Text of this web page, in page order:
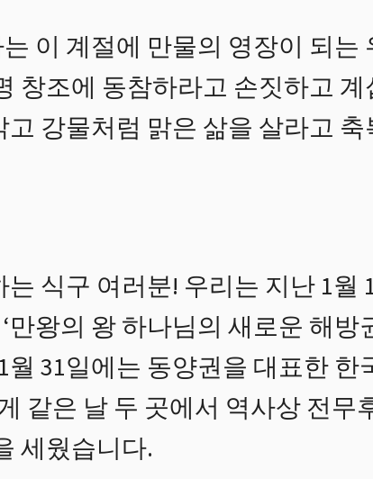
이 계절에 만물의 영장이 되는
창조에 동참하라고 손짓하고
강물처럼 맑은 삶을 살라고
식구 여러분! 우리는 지난 1월
만왕의 왕 하나님의 새로운 해방
월 31일에는 동양권을 대표한
같은 날 두 곳에서 역사상 전무
세웠습니다.